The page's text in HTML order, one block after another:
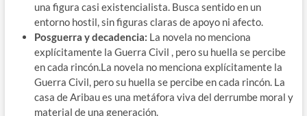
una figura casi existencialista. Busca sentido en un
entorno hostil, sin figuras claras de apoyo ni afecto.
Posguerra y decadencia: La novela no menciona
explícitamente la Guerra Civil , pero su huella se percibe
en cada rincón.La novela no menciona explícitamente la
Guerra Civil, pero su huella se percibe en cada rincón. La
casa de Aribau es una metáfora viva del derrumbe moral y
material de una generación.